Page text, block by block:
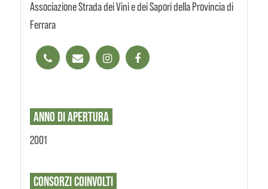
Associazione Strada dei Vini e dei Sapori della Provincia di
Ferrara
ANNO DI APERTURA
2001
CONSORZICOINVOLTI